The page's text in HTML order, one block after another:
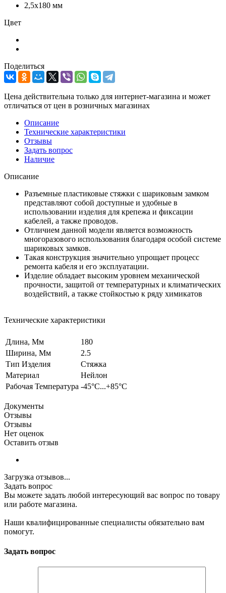
2,5х180 мм
Цвет
Поделиться
Цена действительна только для интернет-магазина и может
отличаться от цен в розничных магазинах
Описание
Технические характеристики
Отзывы
Задать вопрос
Наличие
Описание
Разъемные пластиковые стяжки с шариковым замком
представляют собой доступные и удобные в
использовании изделия для крепежа и фиксации
кабелей, а также проводов.
Отличием данной модели является возможность
многоразового использования благодаря особой системе
шариковых замков.
Такая конструкция значительно упрощает процесс
ремонта кабеля и его эксплуатации.
Изделие обладает высоким уровнем механической
прочности, защитой от температурных и климатических
воздействий, а также стойкостью к ряду химикатов
Технические характеристики
Длина, Мм
180
Ширина, Мм
2.5
Тип Изделия
Стяжка
Материал
Нейлон
Рабочая Температура -45°C...+85°C
Документы
Отзывы
Отзывы
Нет оценок
Оставить отзыв
Загрузка отзывов...
Задать вопрос
Вы можете задать любой интересующий вас вопрос по товару
или работе магазина.
Наши квалифицированные специалисты обязательно вам
помогут.
Задать вопрос